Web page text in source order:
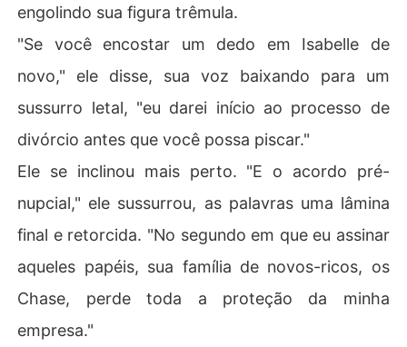
engolindo sua figura trêmula.
"Se você encostar um dedo em Isabelle de
novo," ele disse, sua voz baixando para um
sussurro letal, "eu darei início ao processo de
divórcio antes que você possa piscar."
Ele se inclinou mais perto. "E o acordo pré-
nupcial," ele sussurrou, as palavras uma lâmina
final e retorcida. "No segundo em que eu assinar
aqueles papéis, sua família de novos-ricos, os
Chase, perde toda a proteção da minha
empresa."